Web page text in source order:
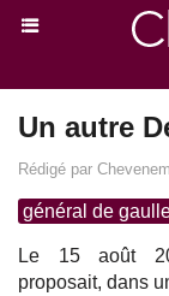
Un autre
Rédigé par
général de
Le 15 août
proposait, dans